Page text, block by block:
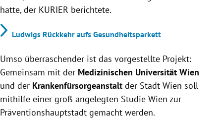
hatte, der KURIER berichtete.
Ludwigs Rückkehr aufs Gesundheitsparkett
Umso überraschender ist das vorgestellte Projekt:
Gemeinsam mit der Medizinischen Universität Wien
und der Krankenfürsorgeanstalt der Stadt Wien soll
mithilfe einer groß angelegten Studie Wien zur
Präventionshauptstadt gemacht werden.